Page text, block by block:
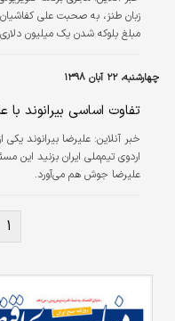
زبان طنز، به صحبت علی
مبلغ بلوکه شدن یک میلیون دلاری
چهارشنبه، ۲۲ آبان ۱۳۹۸
تفاوت اساسی بیرانوند با
خبر آنلاین: علیرضا بیرانوند
اردوی تیم‌ملی ایران بزنید این
علیرضا جوش هم می‌آورد.
۱